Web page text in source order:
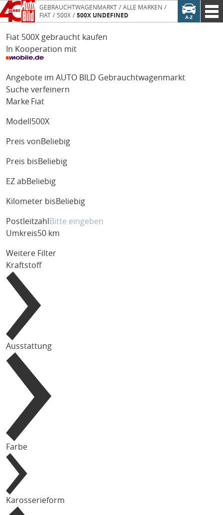
GEBRAUCHTWAGENMARKT
ALLE MARKEN
FIAT
500X 500X UNDEFINED
Fiat 500X gebraucht kaufen
In Kooperation mit
Angebote im AUTO BILD Gebrauchtwagenmarkt
Suche verfeinern
Marke Fiat
Modell 500X
Preis von Beliebig
Preis bis Beliebig
EZ ab Beliebig
Kilometer bis Beliebig
Postleitzahl
Umkreis50 km
Weitere Filter
Kraftstoff
Ausstattung
Farbe
Karosserieform